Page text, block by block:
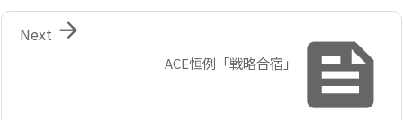

ACE恒例「戦略合宿」

Next